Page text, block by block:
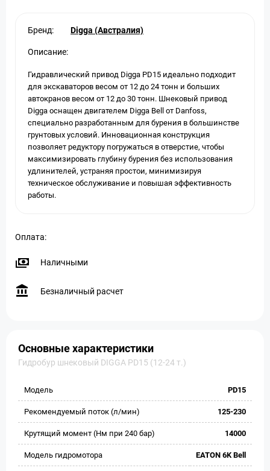
Бренд: Digga (Австралия)
Описание:
Гидравлический привод Digga PD15 идеально подходит
для экскаваторов весом от 12 до 24 тонн и больших
автокранов весом от 12 до 30 тонн. Шнековый привод
Digga оснащен двигателем Digga Bell от Danfoss,
специально разработанным для бурения в большинстве
грунтовых условий. Инновационная конструкция
позволяет редуктору погружаться в отверстие, чтобы
максимизировать глубину бурения без использования
удлинителей, устраняя простои, минимизируя
техническое обслуживание и повышая эффективность
работы.
Оплата:
Наличными
Безналичный расчет
Основные характеристики
Гидробур шнековый DIGGA PD15 (12-24 т.)
Модель PD15
Рекомендуемый поток (л/мин) 125-230
Крутящий момент (Нм при 240 бар) 14000
Модель гидромотора EATON 6K Bell